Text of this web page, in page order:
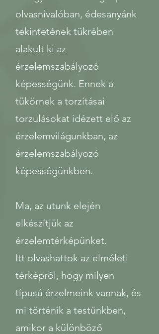
olvasnivalóban, édesanyánk
tekintetének tükrében
alakult ki az
érzelemszabályozó
képességünk. Ennek a
tükörnek a torzításai
torzulásokat idézett elő az
érzelemvilágunkban, az
érzelemszabályozó
képességünkben.
Ma, az utunk elején
elkészítjük az
érzelemtérképünket.
Itt olvashattok az elméleti
térképről, hogy milyen
típusú érzelmeink vannak, és
mi történik a testünkben,
amikor a különböző